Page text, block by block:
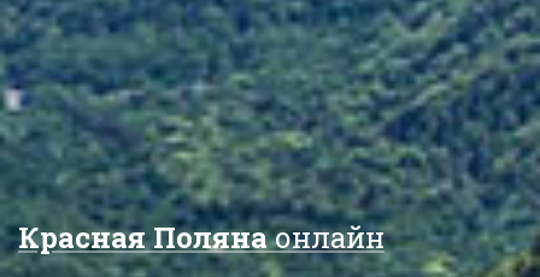
Красная Полянаонлайн